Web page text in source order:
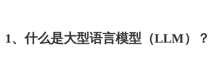
1、什么是大型语言模型（LLM）？